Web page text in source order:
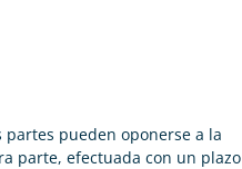
partes pueden oponerse a la
parte, efectuada con un plazo